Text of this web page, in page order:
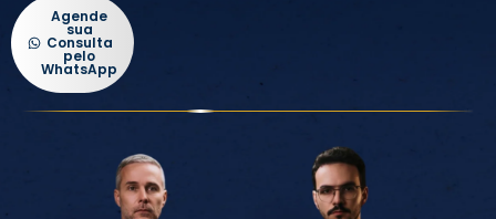
Agende
sua
Consulta
pelo
WhatsApp